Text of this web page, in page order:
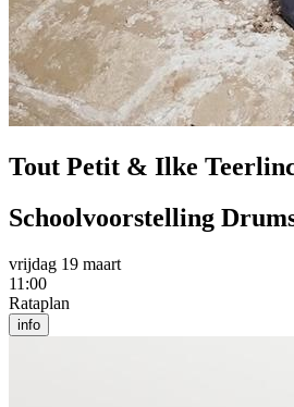
Tout Petit & Ilke
Schoolvoorstelling
vrijdag 19 maart
11:00
Rataplan
info